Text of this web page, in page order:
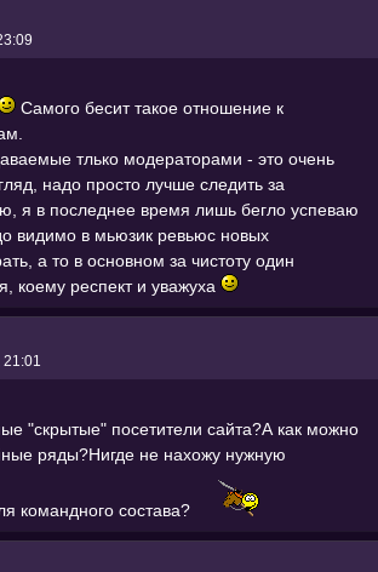
Самого бесит такое отношение к
тлько модераторами - это очень
надо просто лучше следить за
я в последнее время лишь бегло успеваю
видимо в мьюзик ревьюс новых
а то в основном за чистоту один
коему респект и уважуха
"скрытые" посетители сайта?А как можно
ряды?Нигде не нахожу нужную
командного состава?